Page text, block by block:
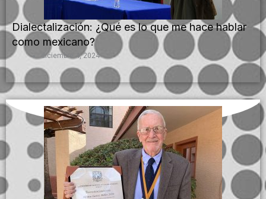
Dialectalización: ¿Qué es lo que me hace hablar
como mexicano?
diciembre 4, 2024